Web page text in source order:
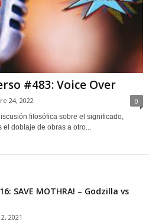
#483: Voice Over
24, 2022 0
filosófica sobre el significado,
doblaje de obras a otro...
SAVE MOTHRA! – Godzilla vs
2021